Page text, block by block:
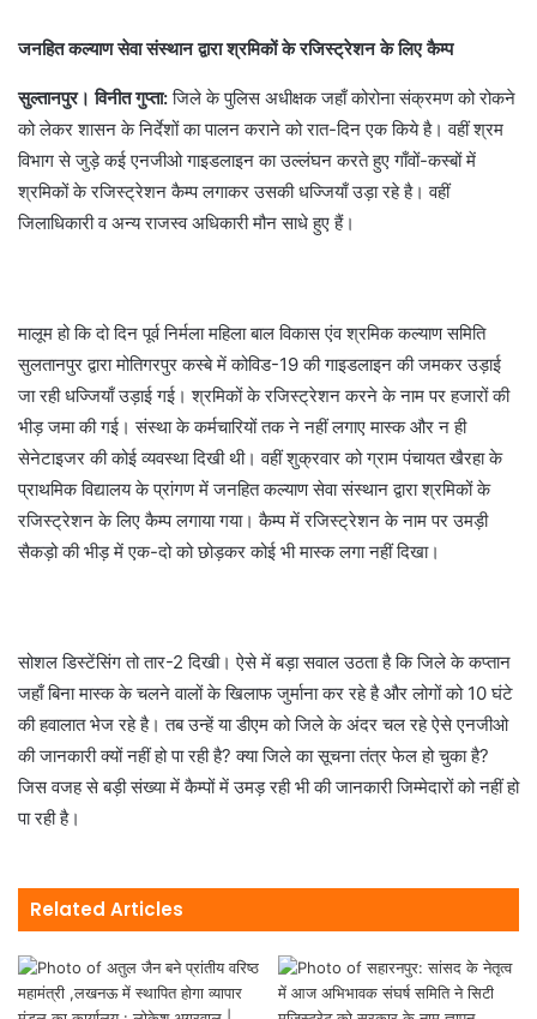
जनहित कल्याण सेवा संस्थान द्वारा श्रमिकों के रजिस्ट्रेशन के लिए कैम्प
सुल्तानपुर। विनीत गुप्ता:जिले के पुलिस अधीक्षक जहाँ कोरोना संक्रमण को रोकने
को लेकर शासन के निर्देशों का पालन कराने को रात-दिन एक किये है। वहीं श्रम
विभाग से जुड़े कई एनजीओ गाइडलाइन का उल्लंघन करते हुए गाँवों-कस्बों में
श्रमिकों के रजिस्ट्रेशन कैम्प लगाकर उसकी धज्जियाँ उड़ा रहे है। वहीं
जिलाधिकारी व अन्य राजस्व अधिकारी मौन साधे हुए हैं।
मालूम हो कि दो दिन पूर्व निर्मला महिला बाल विकास एंव श्रमिक कल्याण समिति
सुलतानपुर द्वारा मोतिगरपुर कस्बे में कोविड-19 की गाइडलाइन की जमकर उड़ाई
जा रही धज्जियाँ उड़ाई गई। श्रमिकों के रजिस्ट्रेशन करने के नाम पर हजारों की
भीड़ जमा की गई। संस्था के कर्मचारियों तक ने नहीं लगाए मास्क और न ही
सेनेटाइजर की कोई व्यवस्था दिखी थी। वहीं शुक्रवार को ग्राम पंचायत खैरहा के
प्राथमिक विद्यालय के प्रांगण में जनहित कल्याण सेवा संस्थान द्वारा श्रमिकों के
रजिस्ट्रेशन के लिए कैम्प लगाया गया। कैम्प में रजिस्ट्रेशन के नाम पर उमड़ी
सैकड़ो की भीड़ में एक-दो को छोड़कर कोई भी मास्क लगा नहीं दिखा।
सोशल डिस्टेंसिंग तो तार-2 दिखी। ऐसे में बड़ा सवाल उठता है कि जिले के कप्तान
जहाँ बिना मास्क के चलने वालों के खिलाफ जुर्माना कर रहे है और लोगों को 10 घंटे
की हवालात भेज रहे है। तब उन्हें या डीएम को जिले के अंदर चल रहे ऐसे एनजीओ
की जानकारी क्यों नहीं हो पा रही है? क्या जिले का सूचना तंत्र फेल हो चुका है?
जिस वजह से बड़ी संख्या में कैम्पों में उमड़ रही भी की जानकारी जिम्मेदारों को नहीं हो
पा रही है।
Related Articles